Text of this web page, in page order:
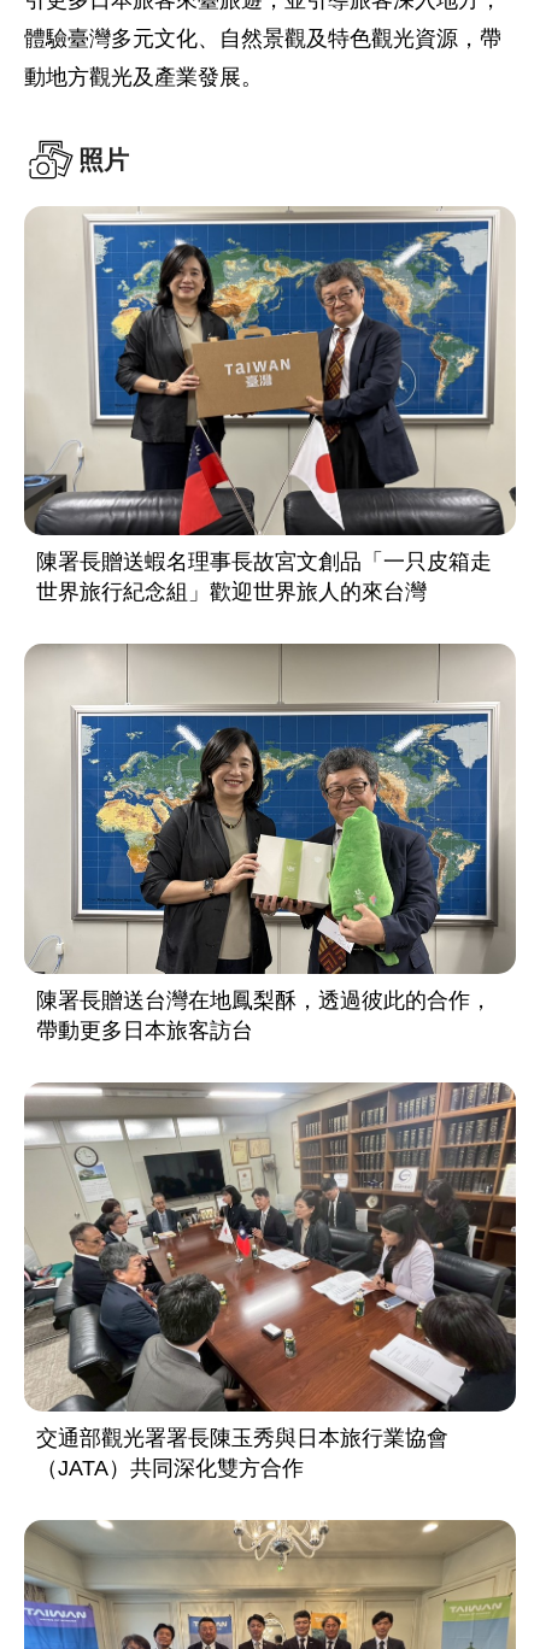
體驗臺灣多元文化、自然景觀及特色觀光資源，帶
動地方觀光及產業發展。
照片
陳署長贈送蝦名理事長故宮文創品「一只皮箱走
世界旅行紀念組」歡迎世界旅人的來台灣
陳署長贈送台灣在地鳳梨酥，透過彼此的合作，
帶動更多日本旅客訪台
交通部觀光署署長陳玉秀與日本旅行業協會
（JATA）共同深化雙方合作